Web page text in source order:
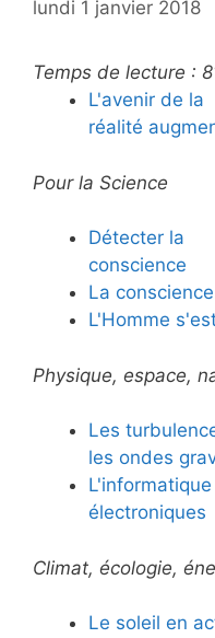
lundi 1 janvier 2018
Temps de lecture :
L'avenir de la
réalité
Pour la Science
Détecter la
conscience
La
L'Homme
Physique, espace,
Les
les ondes
électroniques
Climat, écologie,
Le soleil en